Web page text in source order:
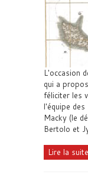
L'occasion
qui a
féliciter les
l'équipe
Macky (le
Bertolo et
Lire la